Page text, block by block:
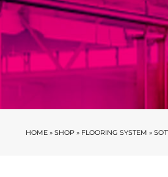
HOME » SHOP » FLOORING SYSTEM »